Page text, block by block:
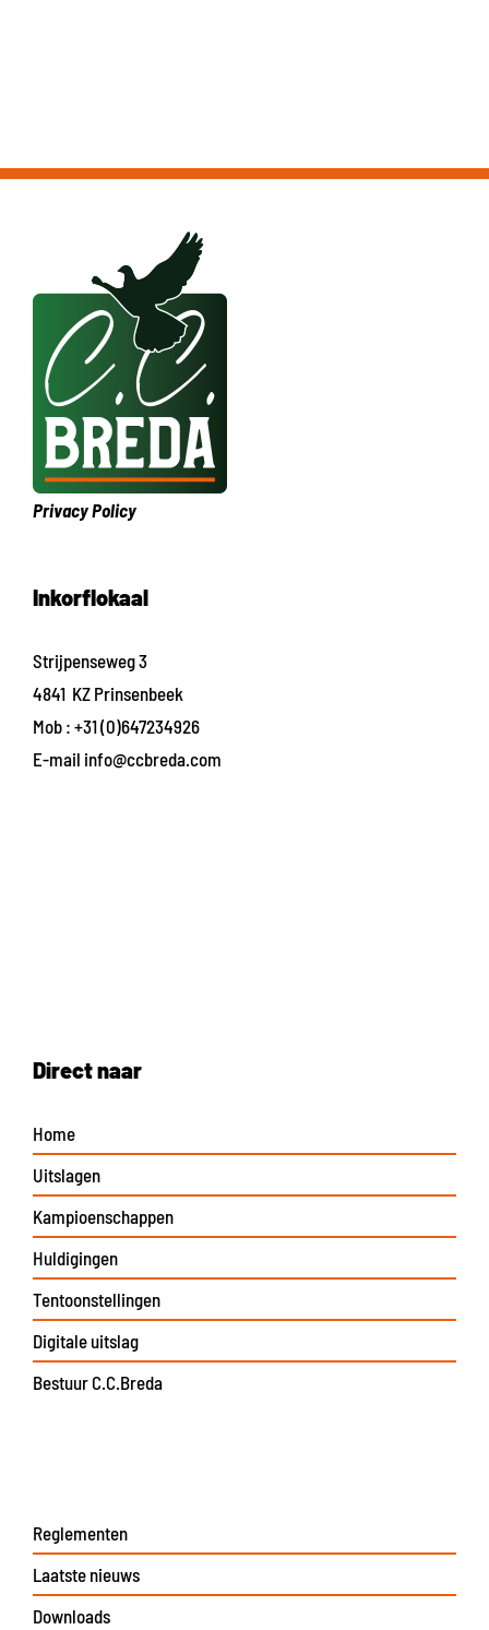
Privacy Policy
Inkorflokaal
Strijpenseweg 3
4841 KZ Prinsenbeek
Mob : +31 (0)647234926
E-mail info@ccbreda.com
Direct naar
Home
Uitslagen
Kampioenschappen
Huldigingen
Tentoonstellingen
Digitale uitslag
Bestuur C.C.Breda
Reglementen
Laatste nieuws
Downloads